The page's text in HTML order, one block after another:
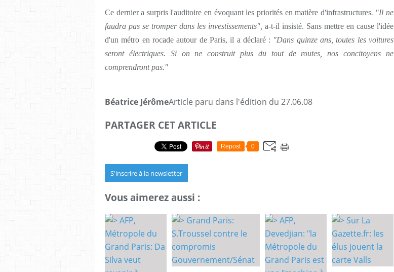
Ce dernier a surpris l'auditoire en évoquant les priorités en matière d'infrastructures. "Il ne
faudra pas se tromper dans les investissements", a-t-il insisté. Sans mettre en cause l'idée
d'un métro en rocade autour de Paris, il a déclaré : "Dans quinze ans, toutes les voitures
seront électriques. Si on ne construit plus du tout de routes, nos concitoyens ne
comprendront pas."
Béatrice JérômeArticle paru dans l'édition du 27.06.08
PARTAGER CET ARTICLE
Repost 0
S'inscrire à la newsletter
Vous aimerez aussi :